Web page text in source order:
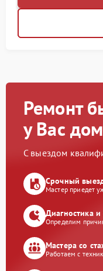
Ремонт
у Вас
С выездом
Срочный
Мастер приедет
Диагностика и
Определим
Мастера со
Работаем с